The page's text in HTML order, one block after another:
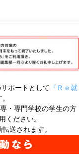
ポートとして 『Ｒｅ就
・専門学校の学生の方
ください。
送されます。